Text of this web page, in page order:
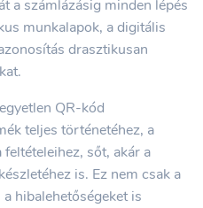
a számlázásig minden lépés
munkalapok, a digitális
drasztikusan
QR-kód
teljes történetéhez, a
sőt, akár a
is. Ez nem csak a
hibalehetőségeket is